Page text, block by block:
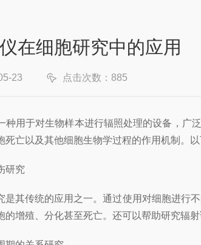
在细胞研究中的应用
23 点击次数：885
于对生物样本进行辐照处理的设备，广泛
死亡以及其他细胞生物学过程的作用机制。
研究
传统的应用之一。通过使用对细胞进行不
的增殖、分化甚至死亡。还可以帮助研究辐